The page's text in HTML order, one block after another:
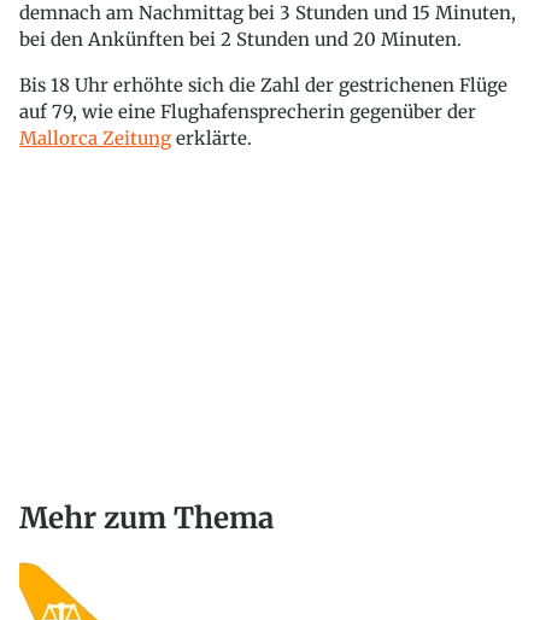
demnach am Nachmittag bei 3 Stunden und 15 Minuten,
bei den Ankünften bei 2 Stunden und 20 Minuten.
Bis 18 Uhr erhöhte sich die Zahl der gestrichenen Flüge
auf 79, wie eine Flughafensprecherin gegenüber der
Mallorca Zeitung erklärte.
Mehr zum Thema